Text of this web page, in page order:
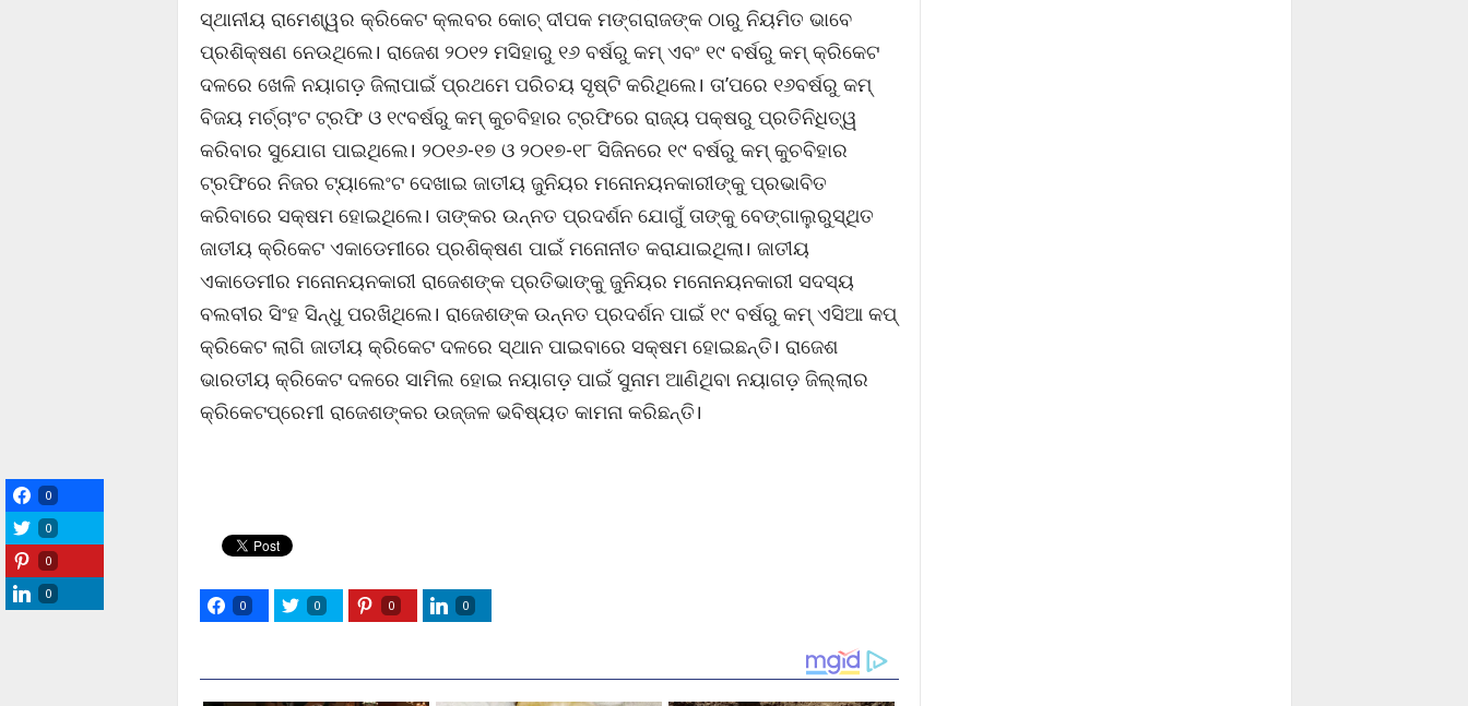
ସ୍ଥାନୀୟ ରାମେଶ୍ୱର କ୍ରିକେଟ କ୍ଲବର କୋଚ୍ ଦୀପକ ମଙ୍ଗରାଜଙ୍କ ଠାରୁ ନିୟମିତ ଭାବେ
ପ୍ରଶିକ୍ଷଣ ନେଉଥିଲେ। ରାଜେଶ ୨୦୧୨ ମସିହାରୁ ୧୬ ବର୍ଷରୁ କମ୍ ଏବଂ ୧୯ ବର୍ଷରୁ କମ୍ କ୍ରିକେଟ
ଦଳରେ ଖେଳି ନୟାଗଡ଼ ଜିଲାପାଇଁ ପ୍ରଥମେ ପରିଚୟ ସୃଷ୍ଟି କରିଥିଲେ। ତା’ପରେ ୧୬ବର୍ଷରୁ କମ୍
ବିଜୟ ମର୍ଚ୍ଚାଂଟ ଟ୍ରଫି ଓ ୧୯ବର୍ଷରୁ କମ୍ କୁଚବିହାର ଟ୍ରଫିରେ ରାଜ୍ୟ ପକ୍ଷରୁ ପ୍ରତିନିଧିତ୍ୱ
କରିବାର ସୁଯୋଗ ପାଇଥିଲେ। ୨୦୧୬-୧୭ ଓ ୨୦୧୭-୧୮ ସିଜିନରେ ୧୯ ବର୍ଷରୁ କମ୍ କୁଚବିହାର
ଟ୍ରଫିରେ ନିଜର ଟ୍ୟାଲେଂଟ ଦେଖାଇ ଜାତୀୟ ଜୁନିୟର ମନୋନୟନକାରୀଙ୍କୁ ପ୍ରଭାବିତ
କରିବାରେ ସକ୍ଷମ ହୋଇଥିଲେ। ତାଙ୍କର ଉନ୍ନତ ପ୍ରଦର୍ଶନ ଯୋଗୁଁ ତାଙ୍କୁ ବେଙ୍ଗାଲୁରୁସ୍ଥିତ
ଜାତୀୟ କ୍ରିକେଟ ଏକାଡେମୀରେ ପ୍ରଶିକ୍ଷଣ ପାଇଁ ମନୋନୀତ କରାଯାଇଥିଲା। ଜାତୀୟ
ଏକାଡେମୀର ମନୋନୟନକାରୀ ରାଜେଶଙ୍କ ପ୍ରତିଭାଙ୍କୁ ଜୁନିୟର ମନୋନୟନକାରୀ ସଦସ୍ୟ
ବଲବୀର ସିଂହ ସିନ୍ଧୁ ପରଖିଥିଲେ। ରାଜେଶଙ୍କ ଉନ୍ନତ ପ୍ରଦର୍ଶନ ପାଇଁ ୧୯ ବର୍ଷରୁ କମ୍ ଏସିଆ କପ୍
କ୍ରିକେଟ ଲାଗି ଜାତୀୟ କ୍ରିକେଟ ଦଳରେ ସ୍ଥାନ ପାଇବାରେ ସକ୍ଷମ ହୋଇଛନ୍ତି। ରାଜେଶ
ଭାରତୀୟ କ୍ରିକେଟ ଦଳରେ ସାମିଲ ହୋଇ ନୟାଗଡ଼ ପାଇଁ ସୁନାମ ଆଣିଥିବା ନୟାଗଡ଼ ଜିଲ୍ଲାର
କ୍ରିକେଟପ୍ରେମୀ ରାଜେଶଙ୍କର ଉଜ୍ଜଳ ଭବିଷ୍ୟତ କାମନା କରିଛନ୍ତି।
0 0 0 0
0
0
0
0